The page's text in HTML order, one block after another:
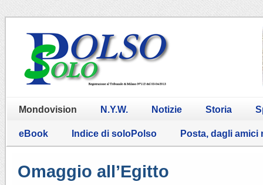
Mondovision N.Y.W. Notizie Storia
eBook Indice di soloPolso Posta, dagli amici
Omaggio all’Egitto